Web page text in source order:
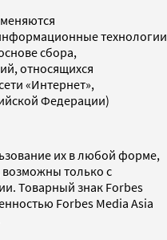
технологии
сбора,
относящихся
«Интернет»,
Федерации)
их в любой форме,
только с
Товарный знак Forbes
Forbes Media Asia